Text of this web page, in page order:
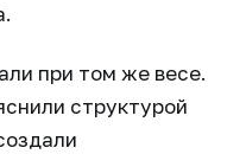
при том же весе.
структурой